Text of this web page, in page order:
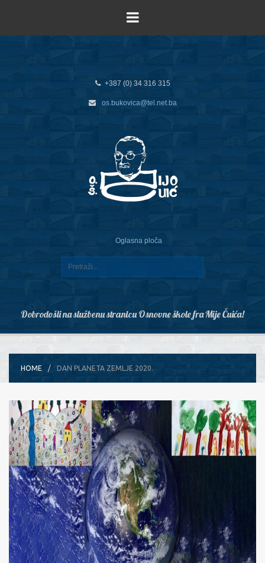
+387 (0) 34 316 315
os.bukovica@tel.net.ba
Oglasna ploča
Dobrodošli na službenu stranicu Osnovne škole fra Mije Čuića!
HOME DAN PLANETA ZEMLJE 2020.